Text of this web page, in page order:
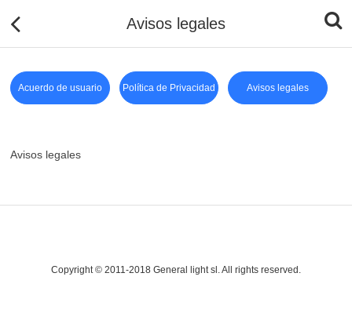
Avisos legales
Acuerdo de usuario Política de Privacidad Avisos legales
Avisos legales
Copyright © 2011-2018 General light sl. All rights reserved.